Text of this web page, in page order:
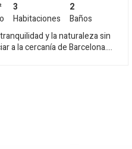
3
Habitaciones
2
Baños
y la naturaleza sin
a la cercanía de Barcelona.